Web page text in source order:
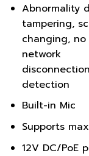
Abnormality
tampering,
changing, no
network
detection
Built-in Mic
Supports
12V DC/PoE